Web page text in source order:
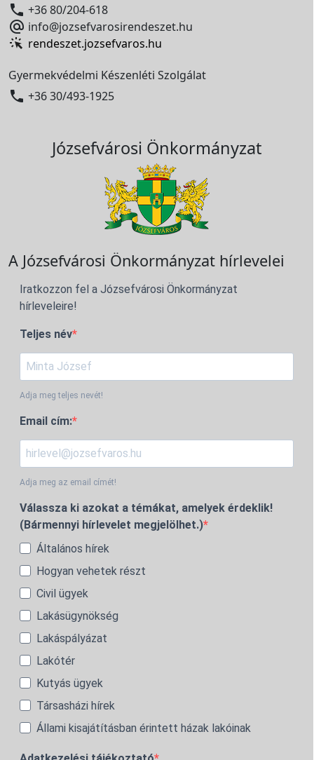
 +36 80/204-618
 info@jozsefvarosirendeszet.hu
rendeszet.jozsefvaros.hu
Gyermekvédelmi Készenléti Szolgálat
 +36 30/493-1925
Józsefvárosi Önkormányzat
A Józsefvárosi Önkormányzat hírlevelei
Iratkozzon fel a Józsefvárosi Önkormányzat
hírleveleire!
Teljes név
Adja meg teljes nevét!
Email cím:
Adja meg az email címét!
Válassza ki azokat a témákat, amelyek érdeklik!
(Bármennyi hírlevelet megjelölhet.)
Általános hírek
Hogyan vehetek részt
Civil ügyek
Lakásügynökség
Lakáspályázat
Lakótér
Kutyás ügyek
Társasházi hírek
Állami kisajátításban érintett házak lakóinak